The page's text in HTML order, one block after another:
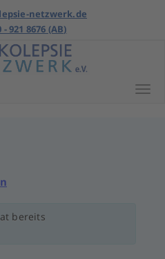
netzwerk.de
- 921 8676 (AB)
bereits